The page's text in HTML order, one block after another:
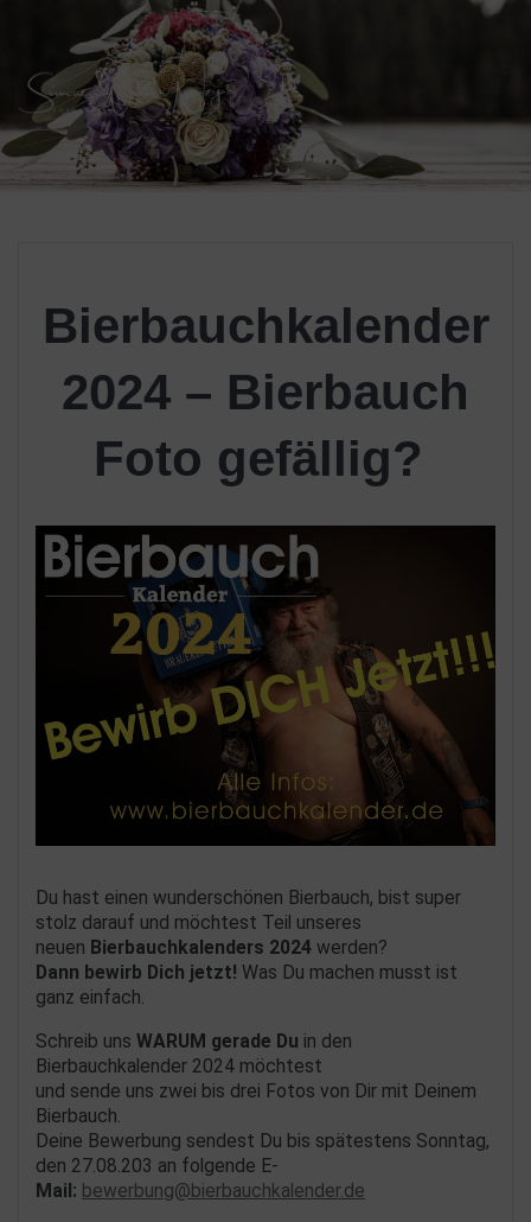
Skip
to
content
Bierbauchkalender
2024 – Bierbauch
Foto gefällig?
Du hast einen wunderschönen Bierbauch, bist super
stolz darauf und möchtest Teil unseres
neuen Bierbauchkalenders 2024 werden?
Dann bewirb Dich jetzt! Was Du machen musst ist
ganz einfach.
Schreib uns WARUM gerade Du in den
Bierbauchkalender 2024 möchtest
und sende uns zwei bis drei Fotos von Dir mit Deinem
Bierbauch.
Deine Bewerbung sendest Du bis spätestens Sonntag,
den 27.08.203 an folgende E-
Mail: bewerbung@bierbauchkalender.de